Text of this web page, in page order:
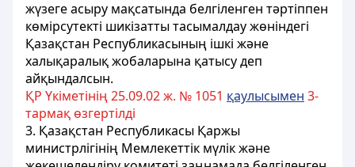
жүзеге асыру мақсатында белгiленген тәртiппен
көмiрсутектi шикiзатты тасымалдау жөніндегі
Қазақстан Республикасының ішкі және
халықаралық жобаларына қатысу деп
айқындалсын.
ҚР Үкіметінің 25.09.02 ж. № 1051 қаулысымен 3-
тармақ өзгертілді
3. Қазақстан Республикасы Қаржы
министрлігінiң Мемлекеттік мүлiк және